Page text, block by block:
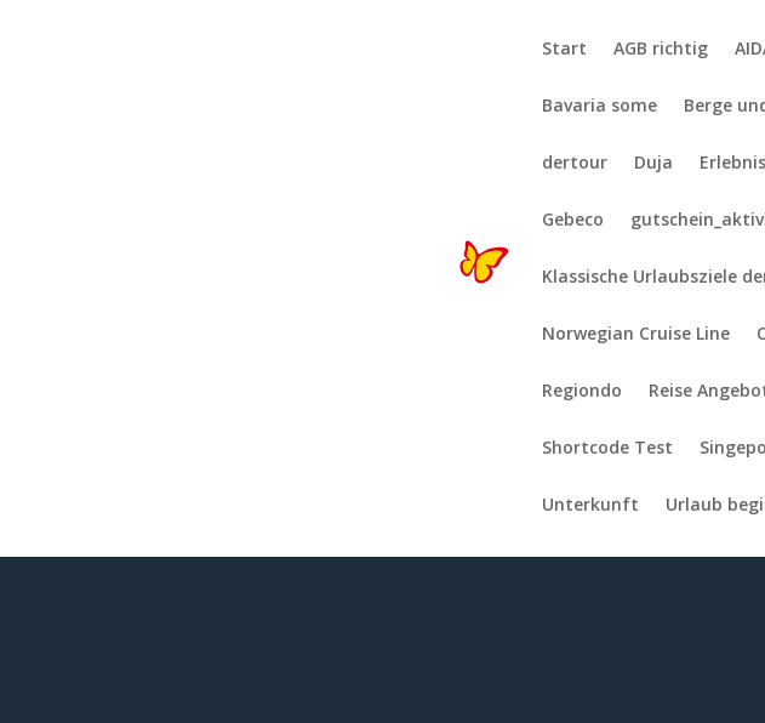
Start AGB richtig
Bavaria some Berge
dertour Duja
Gebeco
Klassische Urlaubsziele
Norwegian Cruise Line
Regiondo Reise
Shortcode Test
Unterkunft Urlaub